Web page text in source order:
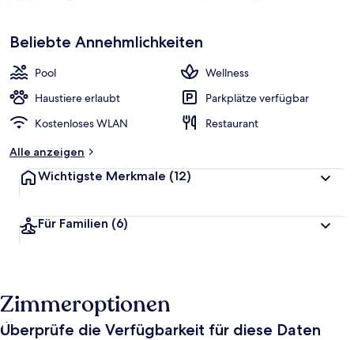
Beliebte Annehmlichkeiten
Pool
Wellness
Haustiere erlaubt
Parkplätze verfügbar
Kostenloses WLAN
Restaurant
Alle anzeigen
Wichtigste Merkmale (12)
Für Familien (6)
Zimmeroptionen
Überprüfe die Verfügbarkeit für diese Daten